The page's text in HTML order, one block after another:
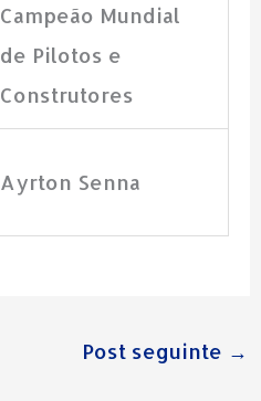
Campeão Mundial
de Pilotos e
Construtores
Ayrton Senna
Post seguinte →